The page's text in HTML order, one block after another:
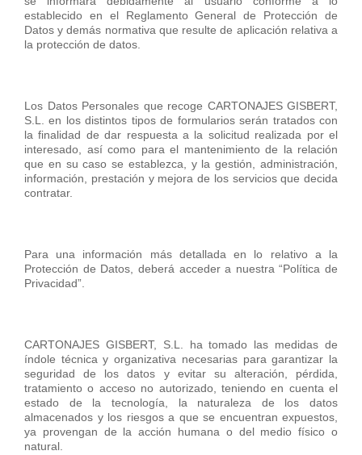
establecido en el Reglamento General de Protección de
Datos y demás normativa que resulte de aplicación relativa a
la protección de datos.
Los Datos Personales que recoge CARTONAJES GISBERT,
S.L. en los distintos tipos de formularios serán tratados con
la finalidad de dar respuesta a la solicitud realizada por el
interesado, así como para el mantenimiento de la relación
que en su caso se establezca, y la gestión, administración,
información, prestación y mejora de los servicios que decida
contratar.
Para una información más detallada en lo relativo a la
Protección de Datos, deberá acceder a nuestra “Política de
Privacidad”.
CARTONAJES GISBERT, S.L. ha tomado las medidas de
índole técnica y organizativa necesarias para garantizar la
seguridad de los datos y evitar su alteración, pérdida,
tratamiento o acceso no autorizado, teniendo en cuenta el
estado de la tecnología, la naturaleza de los datos
almacenados y los riesgos a que se encuentran expuestos,
ya provengan de la acción humana o del medio físico o
natural.